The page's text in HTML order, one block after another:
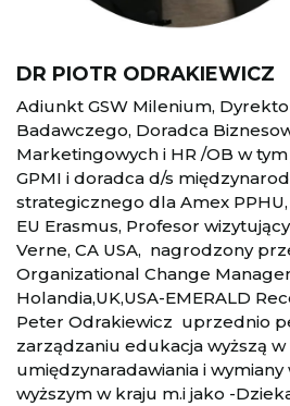
DR PIOTR ODRAKIEWICZ
Adiunkt GSW Milenium,
Badawczego, Doradca
Marketingowych i HR /OB w
GPMI i doradca d/s
strategicznego dla Amex
EU Erasmus, Profesor
Verne, CA USA, nagrodzony
Organizational Change
Holandia,UK,USA-EMERALD
Peter Odrakiewicz uprzednio
zarządzaniu edukacja wyższą
umiędzynaradawiania i
wyższym w kraju m.i jako -